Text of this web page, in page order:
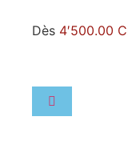
Dès 4′500.00